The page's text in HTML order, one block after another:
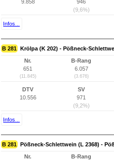
9.858
946
(9,6%)
Infos...
B 281 Krölpa (K 202) - Pößneck-
Nr.
651
(11.845)
B-Rang
6.057
(3.676)
DTV
10.556
SV
971
(9,2%)
Infos...
B 281 Pößneck-Schlettwein (L 2368) -
Nr.
B-Rang